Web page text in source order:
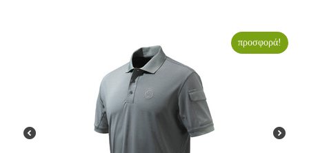
προσφορά!